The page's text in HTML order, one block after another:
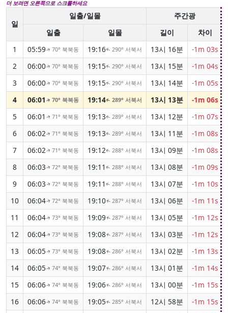
더 보려면 오른쪽으로 스크롤하세요
일
일출/일몰 주간광
일출
일몰 길이
차이
1
05:59↑70° 북북동 19:16↑ 290° 서북서 13시 16분 -1m 03s
2
06:00↑70° 북북동 19:15↑ 290° 서북서 13시 15분 -1m 04s
3
06:00↑70° 북북동 19:15↑ 290° 서북서 13시 14분 -1m 05s
4
06:01 ↑70° 북북동 19:14↑289° 서북서 13시 13분 -1m 06s
5
06:01 ↑71° 북북동 19:13↑ 289° 서북서 13시 12분 -1m 07s
6
06:02↑71° 북북동 19:13↑ 289° 서북서 13시 11분 -1m 08s
7
06:02↑71° 북북동 19:12↑ 288° 서북서 13시 09분 -1m 08s
8
06:03↑72° 북북동 19:11 ↑ 288° 서북서 13시 08분 -1m 09s
9
06:03↑72° 북북동 19:11 ↑ 288° 서북서 13시 07분 -1m 10s
10
06:04↑72° 북북동 19:10↑ 287° 서북서 13시 06분 -1m 11s
11
06:04↑73° 북북동 19:09↑ 287° 서북서 13시 05분 -1m 12s
12
06:04↑73° 북북동 19:08↑ 287° 서북서 13시 03분 -1m 12s
13
06:05↑73° 북북동 19:08↑ 286° 서북서 13시 02분 -1m 13s
14
06:05↑ 74° 북북동 19:07↑ 286° 서북서 13시 01분 -1m 14s
15
06:06↑ 74° 북북동 19:06↑ 286° 서북서 13시 00분 -1m 15s
16
06:06↑ 74° 북북동 19:05↑ 285° 서북서 12시 58분 -1m 15s